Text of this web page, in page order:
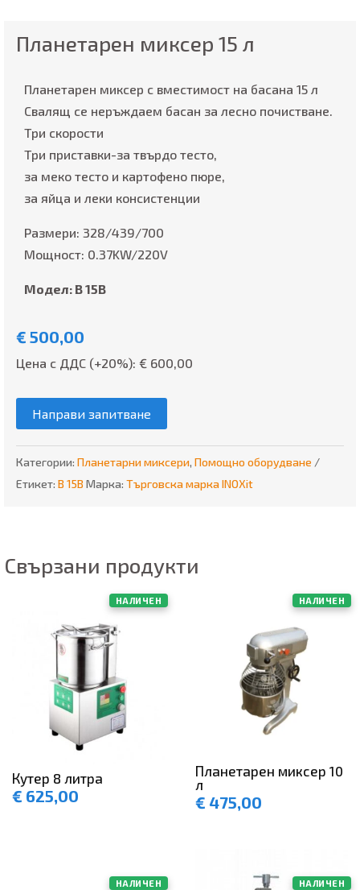
Планетарен миксер 15 л
Планетарен миксер с вместимост на басана 15 л
Свалящ се неръждаем басан за лесно почистване.
Три скорости
Три приставки-за твърдо тесто,
за меко тесто и картофено пюре,
за яйца и леки консистенции
Размери: 328/439/700
Мощност: 0.37KW/220V
Модел: В 15B
€ 500,00
Цена с ДДС (+20%): € 600,00
Направи запитване
Категории: Планетарни миксери, Помощно оборудване
Етикет: В 15B Марка: Търговска марка INOXit
Свързани продукти
НАЛИЧЕН
Кутер 8 литра
€ 625,00
НАЛИЧЕН
Планетарен миксер 10
л
€ 475,00
НАЛИЧЕН НАЛИЧЕН